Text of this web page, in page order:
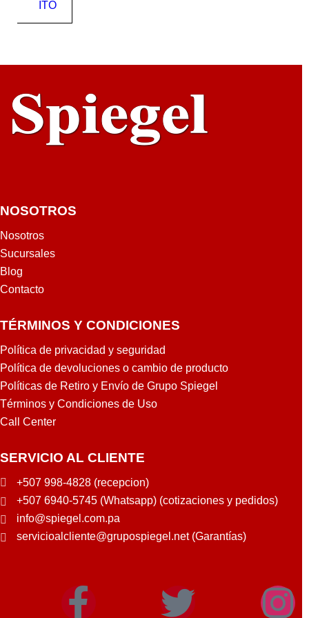
ITO
NOSOTROS
Nosotros
Sucursales
Blog
Contacto
TÉRMINOS Y CONDICIONES
Política de privacidad y seguridad
Política de devoluciones o cambio de producto
Políticas de Retiro y Envío de Grupo Spiegel
Términos y Condiciones de Uso
Call Center
SERVICIO AL CLIENTE
+507 998-4828 (recepcion)
+507 6940-5745 (Whatsapp) (cotizaciones y pedidos)
info@spiegel.com.pa
servicioalcliente@grupospiegel.net (Garantías)